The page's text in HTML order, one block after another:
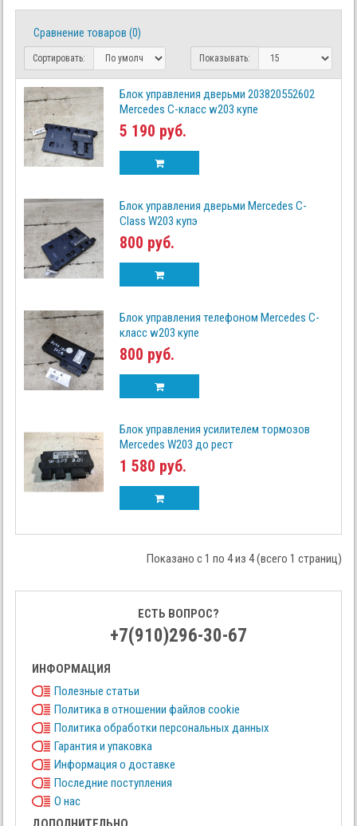
Сравнение товаров (0)
Сортировать: Показывать:
Блок управления дверьми 203820552602
Mercedes C-класс w203 купе
5 190 руб.
Блок управления дверьми Mercedes C-
Class W203 купэ
800 руб.
Блок управления телефоном Mercedes C-
класс w203 купе
800 руб.
Блок управления усилителем тормозов
Mercedes W203 до рест
1 580 руб.
Показано с 1 по 4 из 4 (всего 1 страниц)
ЕСТЬ ВОПРОС?
+7(910)296-30-67
ИНФОРМАЦИЯ
Полезные статьи
Политика в отношении файлов cookie
Политика обработки персональных данных
Гарантия и упаковка
Информация о доставке
Последние поступления
О нас